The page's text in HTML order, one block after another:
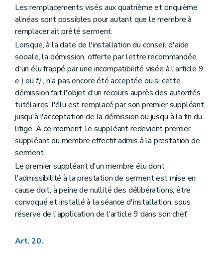
Les remplacements visés aux quatrième et cinquième
alinéas sont possibles pour autant que le membre à
remplacer ait prêté serment.
Lorsque, à la date de l'installation du conseil d'aide
sociale, la démission, offerte par lettre recommandée,
d'un élu frappé par une incompatibilité visée à l'article 9,
e ) ou f), n'a pas encore été acceptée ou si cette
démission fait l'objet d'un recours auprès des autorités
tutélaires, l'élu est remplacé par son premier suppléant,
jusqu'à l'acceptation de la démission ou jusqu à la fin du
litige. A ce moment, le suppléant redevient premier
suppléant du membre effectif admis à la prestation de
serment.
Le premier suppléant d'un membre élu dont
l'admissibilité à la prestation de serment est mise en
cause doit, à peine de nullité des délibérations, être
convoqué et installé à la séance d'installation, sous
réserve de l'application de l'article 9 dans son chef.
Art. 20.